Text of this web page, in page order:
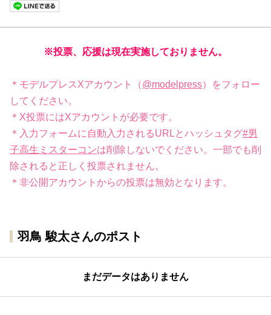
※投票、応援は現在実施しておりません。
＊モデルプレスXアカウント（@modelpress）をフォロー
してください。
＊X投票にはXアカウントが必要です。
＊入力フォームに自動入力されるURLとハッシュタグ#男
子高生ミスターコンは削除しないでください。一部でも削
除されると正しく投票されません。
＊非公開アカウントからの投票は無効となります。
羽鳥 駿太さんのポスト
まだデータはありません